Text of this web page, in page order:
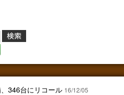
346台にリコール 16/12/05